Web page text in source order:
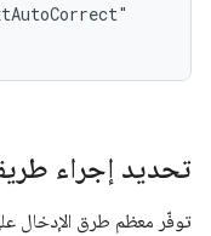
تحديد إجراء
توفّر معظم طرق الإدخال